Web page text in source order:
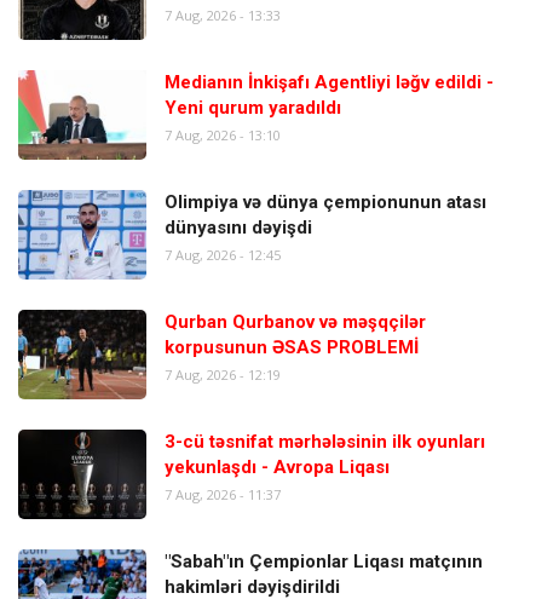
7 Aug, 2026 - 13:33
Medianın İnkişafı Agentliyi ləğv edildi -
Yeni qurum yaradıldı
7 Aug, 2026 - 13:10
Olimpiya və dünya çempionunun atası
dünyasını dəyişdi
7 Aug, 2026 - 12:45
Qurban Qurbanov və məşqçilər
korpusunun ƏSAS PROBLEMİ
7 Aug, 2026 - 12:19
3-cü təsnifat mərhələsinin ilk oyunları
yekunlaşdı - Avropa Liqası
7 Aug, 2026 - 11:37
"Sabah"ın Çempionlar Liqası matçının
hakimləri dəyişdirildi